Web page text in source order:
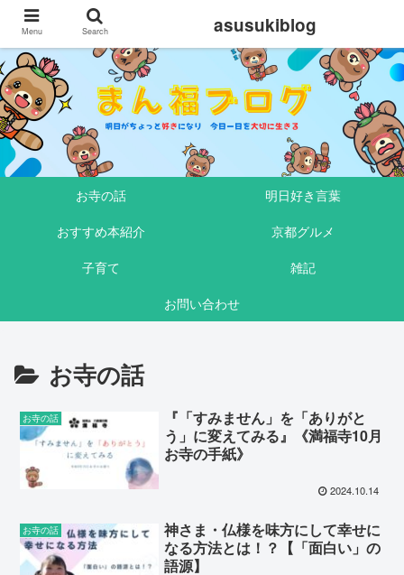
お寺の話
明日好き言葉
おすすめ本紹介
京都グルメ
子育て
雑記
お問い合わせ
お寺の話
お寺の話
『「すみません」を「ありがと
う」に変えてみる』《満福寺10月
お寺の手紙》
2024.10.14
お寺の話
神さま・仏様を味方にして幸せに
なる方法とは！？【「面白い」の
語源】
Menu Search asusukiblog